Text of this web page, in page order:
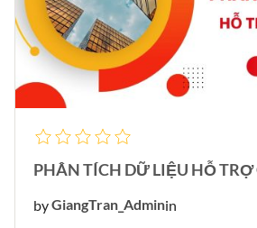
PHÂN TÍCH DỮ LIỆU HỖ
byGiangTran_Adminin